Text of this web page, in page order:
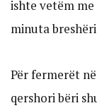
ishte vetëm me
minuta
Për fermerët
qershori bëri